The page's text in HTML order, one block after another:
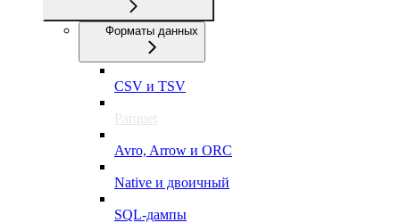
Форматы данных
CSV и TSV
Parquet
Avro, Arrow и ORC
Native и двоичный
SQL-дампы